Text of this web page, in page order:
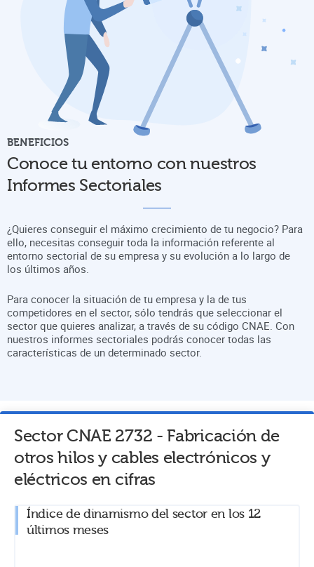
BENEFICIOS
Conoce tu entorno con nuestros
Informes Sectoriales
¿Quieres conseguir el máximo crecimiento de tu negocio? Para
ello, necesitas conseguir toda la información referente al
entorno sectorial de su empresa y su evolución a lo largo de
los últimos años.
Para conocer la situación de tu empresa y la de tus
competidores en el sector, sólo tendrás que seleccionar el
sector que quieres analizar, a través de su código CNAE. Con
nuestros informes sectoriales podrás conocer todas las
características de un determinado sector.
Sector CNAE 2732 - Fabricación de
otros hilos y cables electrónicos y
eléctricos en cifras
Índice de dinamismo del sector en los 12
últimos meses